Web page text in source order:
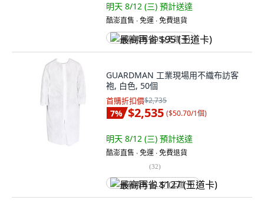
明天 8/12 (三) 預計送達
酷澎直售 ∙ 免運 ∙ 免費退貨
最高再省 $95 (王道卡)
GUARDMAN 工業現場用不織布訪客
袍, 白色, 50個
首購折扣價$2,735
7% $2,535 ($50.70/1個)
明天 8/12 (三) 預計送達
酷澎直售 ∙ 免運 ∙ 免費退貨
(32)
最高再省 $127 (王道卡)